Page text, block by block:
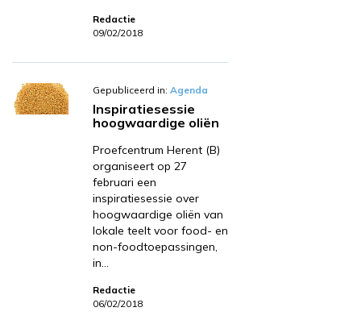
Redactie
09/02/2018
Gepubliceerd in: Agenda
Inspiratiesessie
hoogwaardige oliën
Proefcentrum Herent (B)
organiseert op 27
februari een
inspiratiesessie over
hoogwaardige oliën van
lokale teelt voor food- en
non-foodtoepassingen,
in…
Redactie
06/02/2018